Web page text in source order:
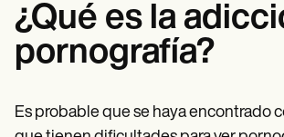
Comparación
Guías de la app
Plantillas
Códigos ICD
Superbill Template
Notas SOAP
¿Qué es la
pornografía?
Es probable que se haya encontrado